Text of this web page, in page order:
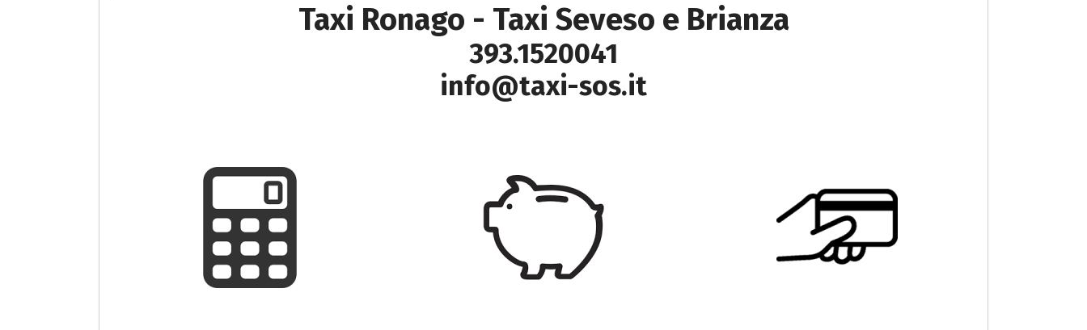
Taxi Ronago - Taxi Seveso e Brianza
393.1520041
info@taxi-sos.it